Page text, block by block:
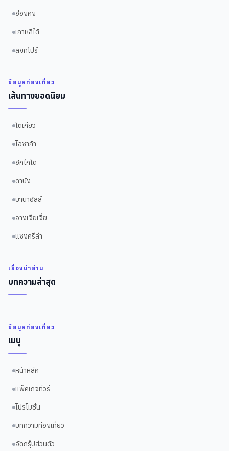
ฮ่องกง
เกาหลีใต้
สิงคโปร์
ข้อมูลท่องเที่ยว
เส้นทางยอดนิยม
โตเกียว
โอซาก้า
ฮกไกโด
ดานัง
บานาฮิลล์
จางเจียเจี้ย
แซงกรีล่า
เรื่องน่าอ่าน
บทความล่าสุด
ข้อมูลท่องเที่ยว
เมนู
หน้าหลัก
แพ็คเกจทัวร์
โปรโมชั่น
บทความท่องเที่ยว
จัดกรุ๊ปส่วนตัว